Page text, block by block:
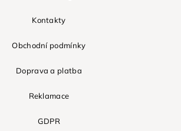
Kontakty
Obchodní podmínky
Doprava a platba
Reklamace
GDPR